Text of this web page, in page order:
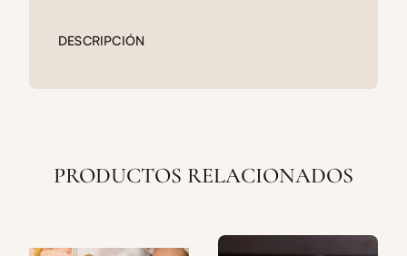
DESCRIPCIÓN
PRODUCTOS RELACIONADOS